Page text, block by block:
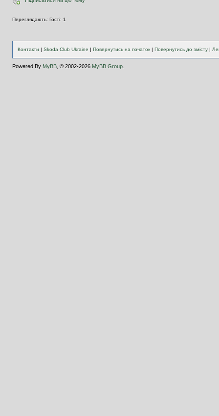
Переглядають: Гості: 1
Контакти | Skoda Club Ukraine | Повернутись на початок| Повернутись до змісту|
Powered By MyBB, © 2002-2026 MyBB Group.